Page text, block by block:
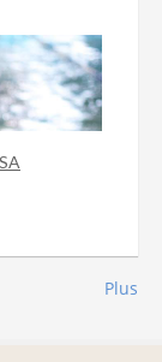
Plus